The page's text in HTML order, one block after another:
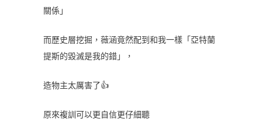
關係」
而歷史層挖掘，薇涵竟然配到和我一樣「亞特蘭
提斯的毀滅是我的錯」，
造物主太厲害了👍
原來複訓可以更自信更仔細聽